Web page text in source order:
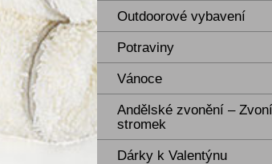
Outdoorové vybavení
Potraviny
Vánoce
Andělské zvonění –
stromek
Dárky k Valentýnu